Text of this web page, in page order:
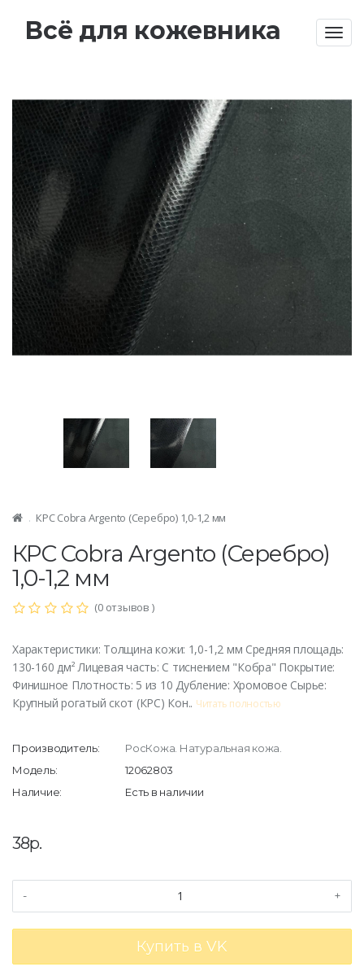
Всё для кожевника
КРС Cobra Argento (Серебро) 1,0-1,2 мм
КРС Cobra Argento (Серебро)
1,0-1,2 мм
(0 отзывов )
Характеристики: Толщина кожи: 1,0-1,2 мм Средняя площадь:
130-160 дм² Лицевая часть: С тиснением "Кобра" Покрытие:
Финишное Плотность: 5 из 10 Дубление: Хромовое Сырье:
Крупный рогатый скот (КРС) Кон.. Читать полностью
Производитель:
РосКожа. Натуральная кожа.
Модель:
12062803
Наличие:
Есть в наличии
38р.
- +
Купить в VK